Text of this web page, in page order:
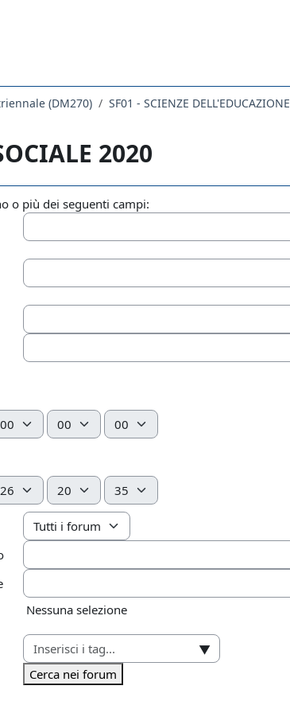
(DM270) SF01 - SCIENZE DELL'EDUCAZIONE
2020
o più dei seguenti campi:
Ora Minuto
Ora Minuto
Elementi selezionati:
Nessuna selezione
▼
Cerca nei forum